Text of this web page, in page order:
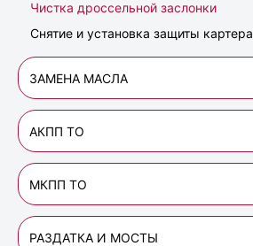
Чистка дроссельной заслонки
Снятие и установка защиты картера
ЗАМЕНА МАСЛА
АКПП ТО
МКПП ТО
РАЗДАТКА И МОСТЫ